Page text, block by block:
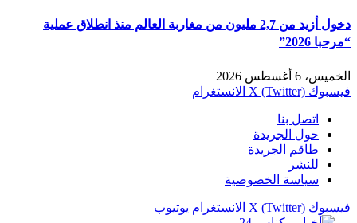
دخول أزيد من 2,7 مليون من مغاربة العالم منذ انطلاق عملية
“مرحبا 2026”
الخميس، 6 أغسطس 2026
فيسبوك X (Twitter) الانستغرام
اتصل بنا
حول الجريدة
طاقم الجريدة
للنشر
سياسة الخصوصية
فيسبوك X (Twitter) الانستغرام يوتيوب